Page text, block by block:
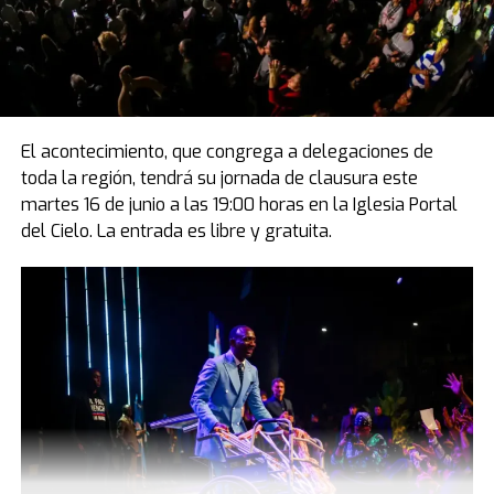
El acontecimiento, que congrega a delegaciones de
toda la región, tendrá su jornada de clausura este
martes 16 de junio a las 19:00 horas en la Iglesia Portal
del Cielo. La entrada es libre y gratuita.